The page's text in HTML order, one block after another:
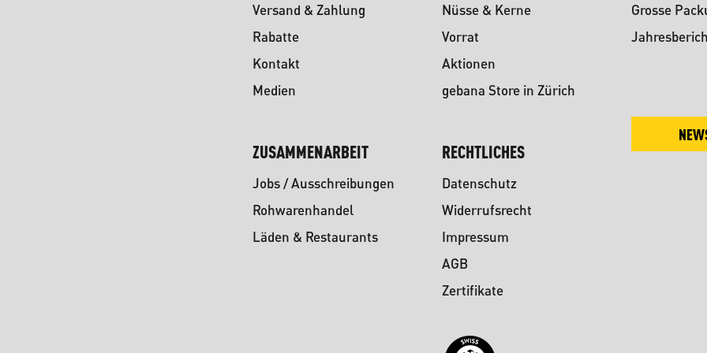
Versand & Zahlung
Rabatte
Kontakt
Medien
Nüsse & Kerne
Vorrat
Aktionen
gebana Store in Zürich
Grosse
ZUSAMMENARBEIT
Jobs / Ausschreibungen
Rohwarenhandel
Läden & Restaurants
RECHTLICHES
Datenschutz
Widerrufsrecht
Impressum
AGB
Zertifikate